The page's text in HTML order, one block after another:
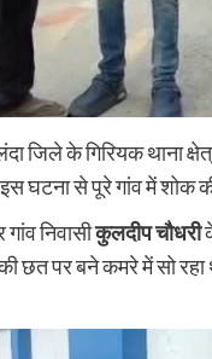
जिले के गिरियक थाना
घटना से पूरे गांव में शोक
निवासीकुलदीप चौधरी
छत पर बने कमरे में सो रहा